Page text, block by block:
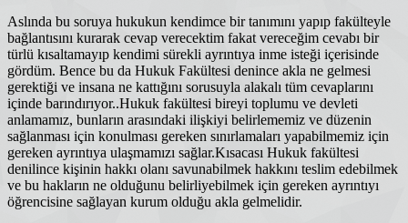
Aslında bu soruya hukukun kendimce bir tanımını yapıp fakülteyle
bağlantısını kurarak cevap verecektim fakat vereceğim cevabı bir
türlü kısaltamayıp kendimi sürekli ayrıntıya inme isteği içerisinde
gördüm. Bence bu da Hukuk Fakültesi denince akla ne gelmesi
gerektiği ve insana ne kattığını sorusuyla alakalı tüm cevaplarını
içinde barındırıyor..Hukuk fakültesi bireyi toplumu ve devleti
anlamamız, bunların arasındaki ilişkiyi belirlememiz ve düzenin
sağlanması için konulması gereken sınırlamaları yapabilmemiz için
gereken ayrıntıya ulaşmamızı sağlar.Kısacası Hukuk fakültesi
denilince kişinin hakkı olanı savunabilmek hakkını teslim edebilmek
ve bu hakların ne olduğunu belirliyebilmek için gereken ayrıntıyı
öğrencisine sağlayan kurum olduğu akla gelmelidir.